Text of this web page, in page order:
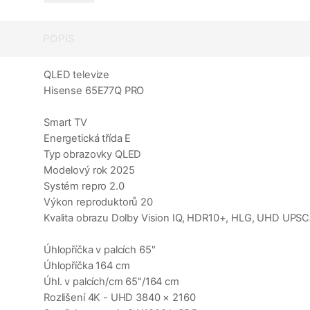
QLED televize
Hisense 65E77Q PRO
Smart TV
Energetická třída E
Typ obrazovky QLED
Modelový rok 2025
Systém repro 2.0
Výkon reproduktorů 20
Kvalita obrazu Dolby Vision IQ, HDR10+, HLG, UHD
Úhlopříčka v palcích 65"
Úhlopříčka 164 cm
Úhl. v palcích/cm 65"/164 cm
Rozlišení 4K - UHD 3840 × 2160